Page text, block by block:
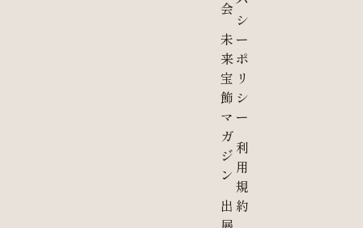
会
未
来
宝
飾
マ
ガ
ジ
ン
出
シ
ー
ポ
リ
シ
ー
利
用
規
約